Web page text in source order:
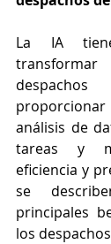
La IA
análisis de
tareas y
eficiencia y
se
principales
los